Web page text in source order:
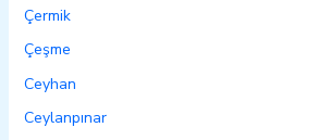
Çermik
Çeşme
Ceyhan
Ceylanpınar